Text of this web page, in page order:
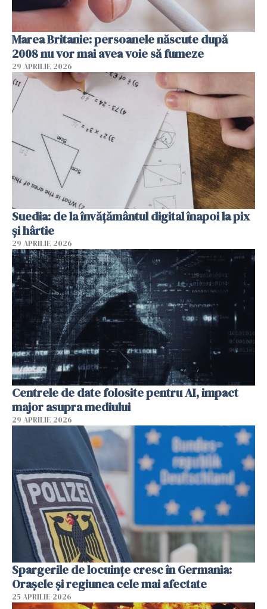
Marea Britanie: persoanele născute după
2008 nu vor mai avea voie să fumeze
29 APRILIE 2026
Suedia: de la învățământul digital înapoi la pix
și hârtie
29 APRILIE 2026
Centrele de date folosite pentru AI, impact
major asupra mediului
29 APRILIE 2026
Spargerile de locuințe cresc în Germania:
Orașele și regiunea cele mai afectate
25 APRILIE 2026